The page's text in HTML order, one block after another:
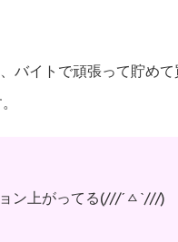
バイトで頑張って貯めて
ン上がってる(///ˊㅿˋ///)